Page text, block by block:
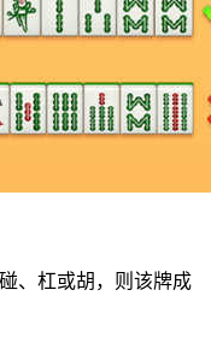
、杠或胡，则该牌成